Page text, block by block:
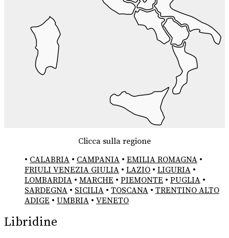
Clicca sulla regione
• CALABRIA • CAMPANIA • EMILIA ROMAGNA •
FRIULI VENEZIA GIULIA • LAZIO • LIGURIA •
LOMBARDIA • MARCHE • PIEMONTE • PUGLIA •
SARDEGNA • SICILIA • TOSCANA • TRENTINO ALTO
ADIGE • UMBRIA • VENETO
Libridine